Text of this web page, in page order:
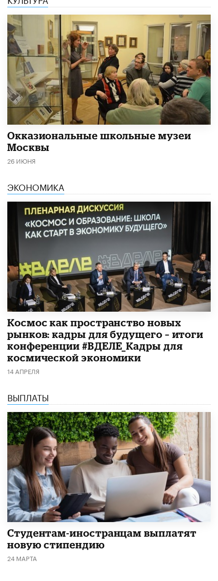
​Окказиональные школьные музеи
Москвы
26 ИЮНЯ
ЭКОНОМИКА
Космос как пространство новых
рынков: кадры для будущего – итоги
конференции #ВДЕЛЕ_Кадры для
космической экономики
14 АПРЕЛЯ
ВЫПЛАТЫ
Студентам-иностранцам выплатят
новую стипендию
24 МАРТА